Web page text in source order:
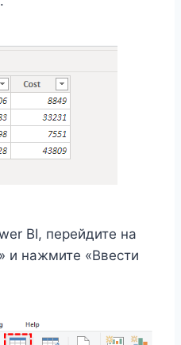
BI, перейдите на
и нажмите «Ввести